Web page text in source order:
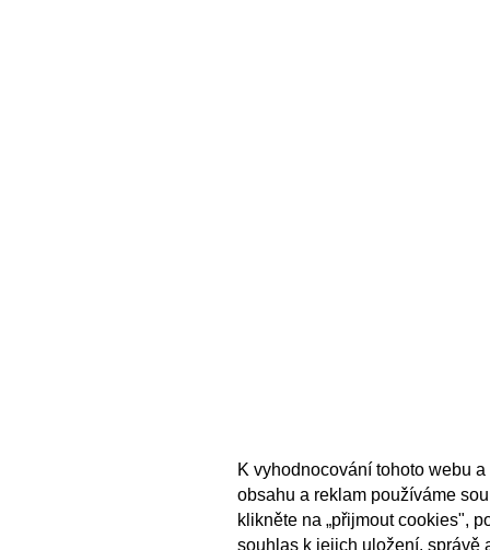
K vyhodnocování tohoto webu
obsahu a reklam používáme
klikněte na „přijmout cookies",
souhlas k jejich uložení, správě